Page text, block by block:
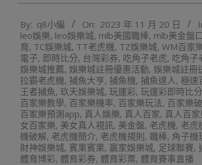
11-
20
By: q8小編 On: 2023 年 11 月 20 日
leo娛樂, leo娛樂城, mlb美國職棒, mlb美金盤口
育, TC娛樂城, TT老虎機, TZ娛樂城, WM百家
電子, 即時比分, 台灣彩券, 吃角子老虎, 吃角子
娛樂城推薦, 娛樂城註冊優惠活動, 娛樂城註冊
拉霸老虎機, 捕魚大亨, 捕魚機, 捕魚達人, 極速
王者捕魚, 玖天娛樂城, 玩運彩, 玩運彩即時比分
百家樂教學, 百家樂機率, 百家樂玩法, 百家樂
百家樂預測app, 真人娛樂, 真人百家, 真人百家
女百家樂, 美女真人視訊, 美金盤, 老虎機, 老虎
機破解, 老虎機簡介, 老虎機規則, 職棒, 角子機
財神娛樂城, 賓果賓果, 贏家娛樂城, 足球聯賽,
體育博彩, 體育彩券, 體育彩票, 體育賽事直播